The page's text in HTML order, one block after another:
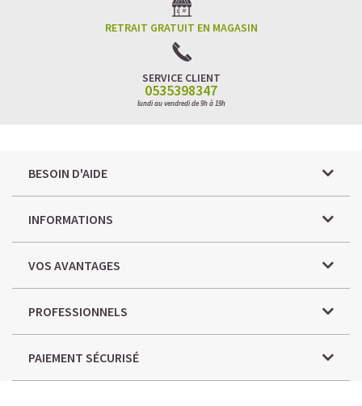
RETRAIT GRATUIT EN MAGASIN
SERVICE CLIENT
0535398347
lundi au vendredi de 9h à 19h
BESOIN D'AIDE
INFORMATIONS
VOS AVANTAGES
PROFESSIONNELS
PAIEMENT SÉCURISÉ